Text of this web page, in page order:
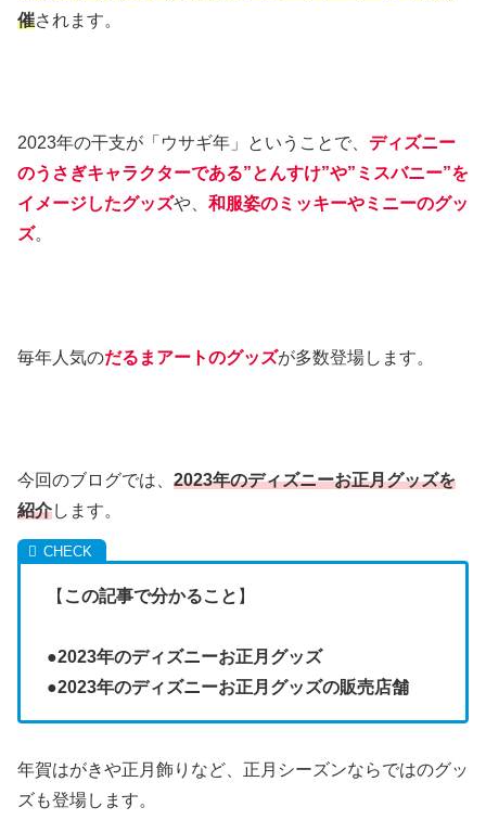
催されます。
2023年の干支が「ウサギ年」ということで、 ディズニー
のうさぎキャラクターである”とんすけ”や”ミスバニー”を
イメージしたグッズや、 和服姿のミッキーやミニーのグッ
ズ。
毎年人気のだるまアートのグッズが多数登場します。
今回のブログでは、 2023年のディズニーお正月グッズを
紹介します。
【 この記事で分かること 】
●2023年のディズニーお正月グッズ
●2023年のディズニーお正月グッズの販売店舗
年賀はがきや正月飾りなど、正月シーズンならではのグッ
ズも登場します。